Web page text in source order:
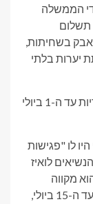
הממשלה
תשלום
בשחיתות,
יערות בלתי
ממשלת ארה"ב עדיין זוכה להתייעצויות ציבוריות עד ה-1 ביולי
לו "פגישות
לואיז
מקווה
להמשיך את הדיאלוג הזה עם ממשלת ברזיל עד ה-15 ביולי,